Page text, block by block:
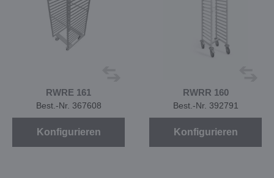
RWRE 161
Best.-Nr. 367608
Konfigurieren
RWRR 160
Best.-Nr. 392791
Konfigurieren